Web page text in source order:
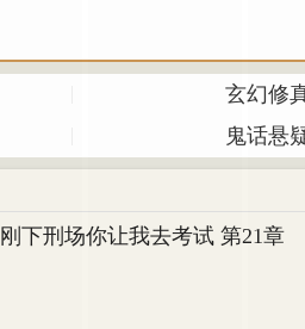
玄幻修
鬼话悬
下刑场你让我去考试 第21章